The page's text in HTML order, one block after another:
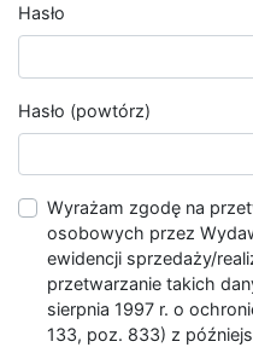
Hasło
Hasło (powtórz)
Wyrażam zgodę na
osobowych przez
ewidencji sprzedaży/
przetwarzanie takich
sierpnia 1997 r. o
133, poz. 833) z